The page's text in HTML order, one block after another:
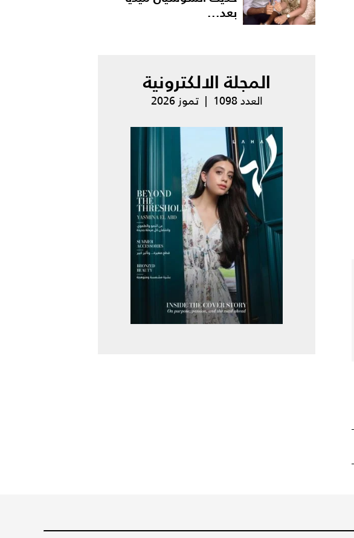
بعد...
المجلة الالكترونية
العدد 1098 | تموز 2026